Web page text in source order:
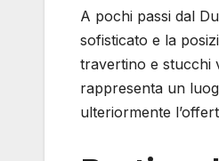
A pochi passi dal
sofisticato e la
travertino e stucchi
rappresenta un
ulteriormente